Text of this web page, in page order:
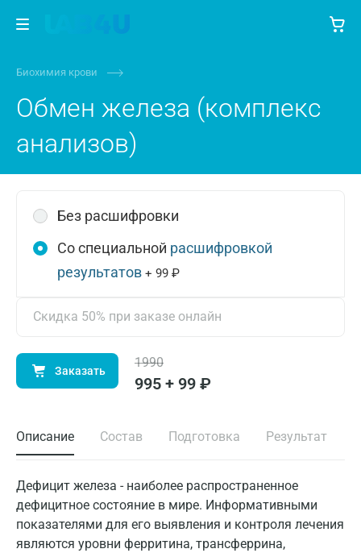
Биохимия крови
Обмен железа (комплекс
анализов)
Без расшифровки
Со специальной расшифровкой
результатов + 99 ₽
Скидка 50% при заказе онлайн
Заказать
1990
995 + 99 ₽
Описание Состав Подготовка Результат
Дефицит железа - наиболее распространенное
дефицитное состояние в мире. Информативными
показателями для его выявления и контроля лечения
являются уровни ферритина, трансферрина,